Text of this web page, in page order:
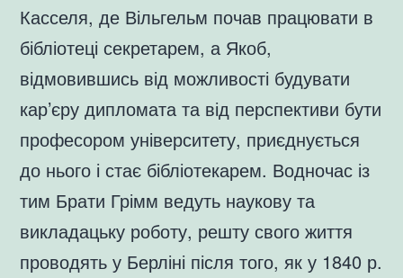
Касселя, де Вільгельм почав працювати в
бібліотеці секретарем, а Якоб,
відмовившись від можливості будувати
кар’єру дипломата та від перспективи бути
професором університету, приєднується
до нього і стає бібліотекарем. Водночас із
тим Брати Грімм ведуть наукову та
викладацьку роботу, решту свого життя
проводять у Берліні після того, як у 1840 р.